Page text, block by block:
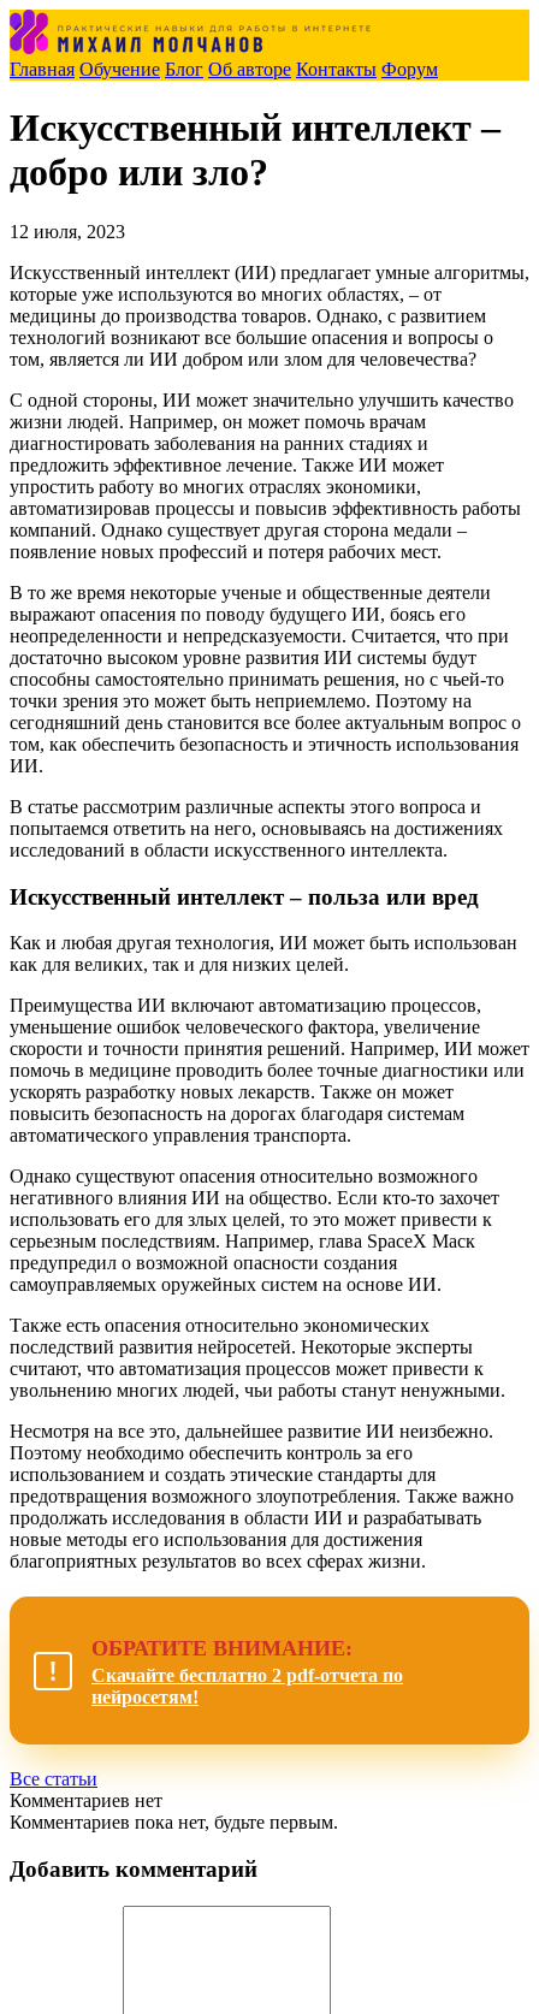
Главная Обучение Блог Об авторе Контакты Форум
Искусственный интеллект –
добро или зло?
12 июля, 2023
Искусственный интеллект (ИИ) предлагает умные алгоритмы,
которые уже используются во многих областях, – от
медицины до производства товаров. Однако, с развитием
технологий возникают все большие опасения и вопросы о
том, является ли ИИ добром или злом для человечества?
С одной стороны, ИИ может значительно улучшить качество
жизни людей. Например, он может помочь врачам
диагностировать заболевания на ранних стадиях и
предложить эффективное лечение. Также ИИ может
упростить работу во многих отраслях экономики,
автоматизировав процессы и повысив эффективность работы
компаний. Однако существует другая сторона медали –
появление новых профессий и потеря рабочих мест.
В то же время некоторые ученые и общественные деятели
выражают опасения по поводу будущего ИИ, боясь его
неопределенности и непредсказуемости. Считается, что при
достаточно высоком уровне развития ИИ системы будут
способны самостоятельно принимать решения, но с чьей-то
точки зрения это может быть неприемлемо. Поэтому на
сегодняшний день становится все более актуальным вопрос о
том, как обеспечить безопасность и этичность использования
ИИ.
В статье рассмотрим различные аспекты этого вопроса и
попытаемся ответить на него, основываясь на достижениях
исследований в области искусственного интеллекта.
Искусственный интеллект – польза или вред
Как и любая другая технология, ИИ может быть использован
как для великих, так и для низких целей.
Преимущества ИИ включают автоматизацию процессов,
уменьшение ошибок человеческого фактора, увеличение
скорости и точности принятия решений. Например, ИИ может
помочь в медицине проводить более точные диагностики или
ускорять разработку новых лекарств. Также он может
повысить безопасность на дорогах благодаря системам
автоматического управления транспорта.
Однако существуют опасения относительно возможного
негативного влияния ИИ на общество. Если кто-то захочет
использовать его для злых целей, то это может привести к
серьезным последствиям. Например, глава SpaceX Маск
предупредил о возможной опасности создания
самоуправляемых оружейных систем на основе ИИ.
Также есть опасения относительно экономических
последствий развития нейросетей. Некоторые эксперты
считают, что автоматизация процессов может привести к
увольнению многих людей, чьи работы станут ненужными.
Несмотря на все это, дальнейшее развитие ИИ неизбежно.
Поэтому необходимо обеспечить контроль за его
использованием и создать этические стандарты для
предотвращения возможного злоупотребления. Также важно
продолжать исследования в области ИИ и разрабатывать
новые методы его использования для достижения
благоприятных результатов во всех сферах жизни.
ОБРАТИТЕ ВНИМАНИЕ:
Скачайте бесплатно 2 pdf-отчета по
нейросетям!
Все статьи
Комментариев нет
Комментариев пока нет, будьте первым.
Добавить комментарий